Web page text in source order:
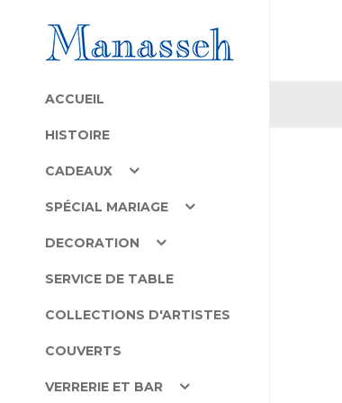
ACCUEIL
HISTOIRE
CADEAUX
SPÉCIAL MARIAGE
DECORATION
SERVICE DE TABLE
COLLECTIONS D'ARTISTES
COUVERTS
VERRERIE ET BAR